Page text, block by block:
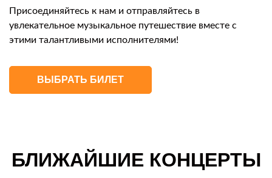
Присоединяйтесь к нам и отправляйтесь в
увлекательное музыкальное путешествие вместе с
этими талантливыми исполнителями!
ВЫБРАТЬ БИЛЕТ
БЛИЖАЙШИЕ КОНЦЕРТЫ